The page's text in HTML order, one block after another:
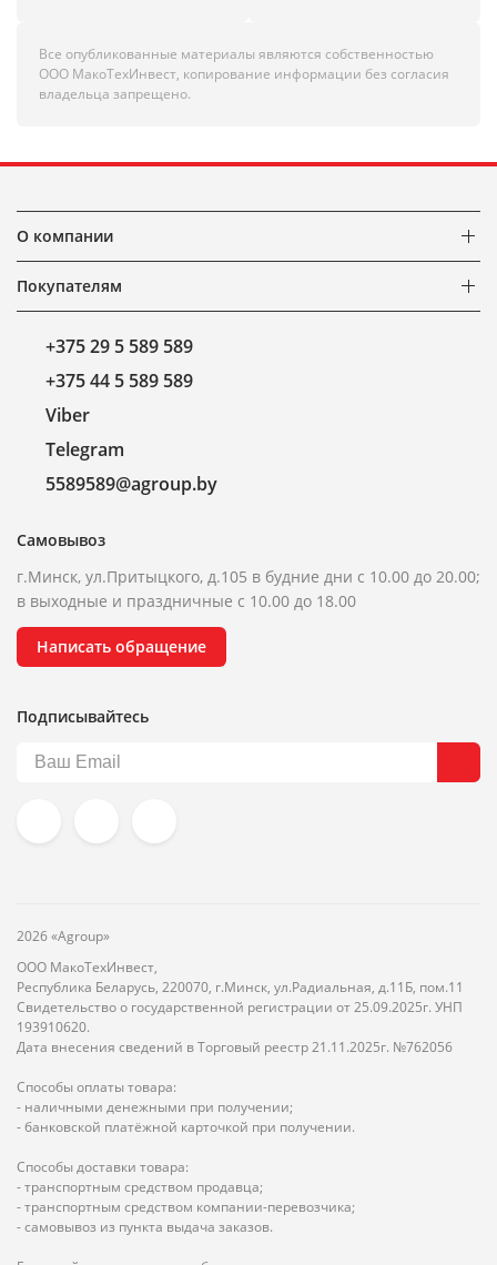
Все опубликованные материалы являются собственностью
ООО МакоТехИнвест, копирование информации без согласия
владельца запрещено.
О компании
Покупателям
+375 29 5 589 589
+375 44 5 589 589
Viber
Telegram
5589589@agroup.by
Самовывоз
г.Минск, ул.Притыцкого, д.105 в будние дни с 10.00 до 20.00;
в выходные и праздничные с 10.00 до 18.00
Написать обращение
Подписывайтесь
2026 «Agroup»
ООО МакоТехИнвест,
Республика Беларусь, 220070, г.Минск, ул.Радиальная, д.11Б, пом.11
Свидетельство о государственной регистрации от 25.09.2025г. УНП
193910620.
Дата внесения сведений в Торговый реестр 21.11.2025г. №762056
Способы оплаты товара:
- наличными денежными при получении;
- банковской платёжной карточкой при получении.
Способы доставки товара:
- транспортным средством продавца;
- транспортным средством компании-перевозчика;
- самовывоз из пункта выдача заказов.